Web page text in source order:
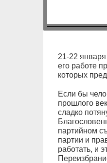
21-22
его работе
которых
Если бы
прошлого
сладко
партийном
партии и
работать, и